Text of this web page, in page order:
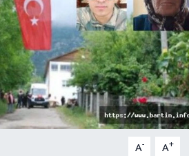
A- A+